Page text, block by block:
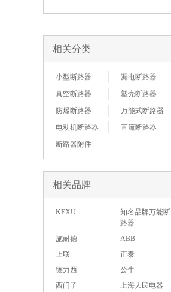
相关分类
小型断路器
漏电断路器
真空断路器
塑壳断路器
防爆断路器
万能式断路器
电动机断路器
直流断路器
断路器附件
相关品牌
KEXU
知名品牌万能断
路器
施耐德
ABB
上联
正泰
德力西
公牛
西门子
上海人民电器